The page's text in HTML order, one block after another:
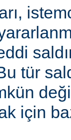
tür
için